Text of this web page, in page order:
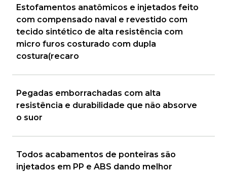
Estofamentos anatômicos e injetados feito
com compensado naval e revestido com
tecido sintético de alta resistência com
micro furos costurado com dupla
costura(recaro
Pegadas emborrachadas com alta
resistência e durabilidade que não absorve
o suor
Todos acabamentos de ponteiras são
injetados em PP e ABS dando melhor